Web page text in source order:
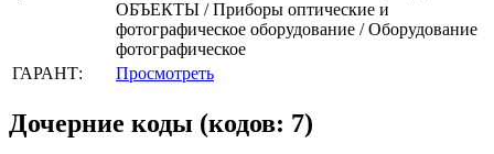
ОБЪЕКТЫ / Приборы оптические и
фотографическое оборудование / Оборудование
фотографическое
ГАРАНТ:
Просмотреть
Дочерние коды (кодов: 7)